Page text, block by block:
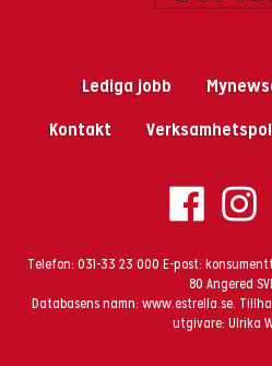
Lediga jobb
Kontakt
Telefon: 031-33 23 000 E-post:
80 Angered
Databasens namn: www.estrella.se.
utgivare: Ulrika